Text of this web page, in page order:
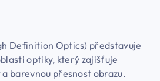
Definition Optics) představuje
optiky, který zajišťuje
barevnou přesnost obrazu.